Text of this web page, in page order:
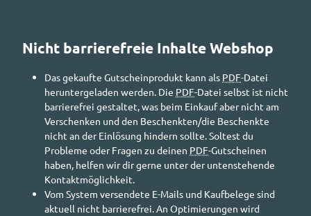
Nicht barrierefreie Inhalte Webshop
Das gekaufte Gutscheinprodukt kann als PDF-Datei
heruntergeladen werden. Die PDF-Datei selbst ist nicht
barrierefrei gestaltet, was beim Einkauf aber nicht am
Verschenken und den Beschenkten/die Beschenkte
nicht an der Einlösung hindern sollte. Soltest du
Probleme oder Fragen zu deinen PDF-Gutscheinen
haben, helfen wir dir gerne unter der untenstehende
Kontaktmöglichkeit.
Vom System versendete E-Mails und Kaufbelege sind
aktuell nicht barrierefrei. An Optimierungen wird